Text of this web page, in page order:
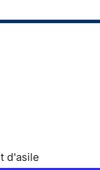
d'asile